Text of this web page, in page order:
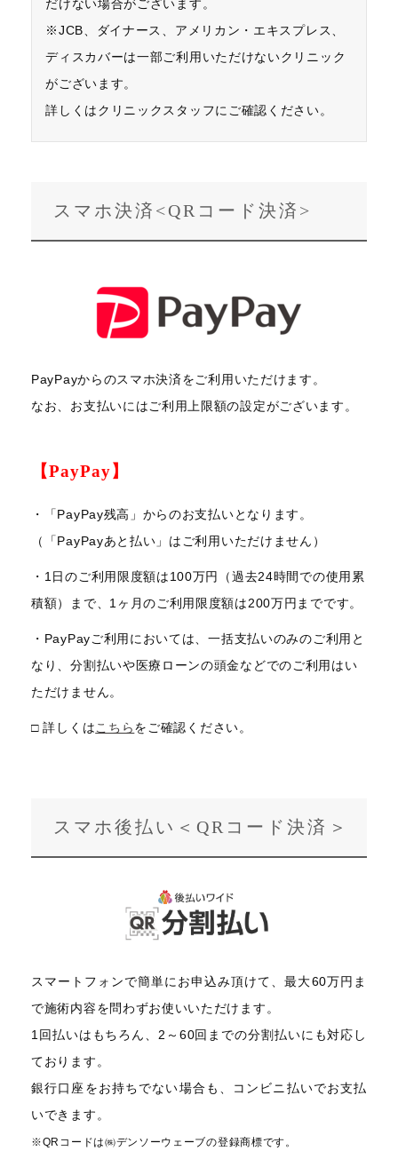
だけない場合がございます。
※JCB、ダイナース、アメリカン・エキスプレス、
ディスカバーは一部ご利用いただけないクリニック
がございます。
詳しくはクリニックスタッフにご確認ください。
スマホ決済<QRコード決済>
PayPayからのスマホ決済をご利用いただけます。
なお、お支払いにはご利用上限額の設定がございます。
【PayPay】
・「PayPay残高」からのお支払いとなります。
（「PayPayあと払い」はご利用いただけません）
・1日のご利用限度額は100万円（過去24時間での使用累
積額）まで、1ヶ月のご利用限度額は200万円までです。
・PayPayご利用においては、一括支払いのみのご利用と
なり、分割払いや医療ローンの頭金などでのご利用はい
ただけません。
□ 詳しくはこちらをご確認ください。
スマホ後払い＜QRコード決済＞
スマートフォンで簡単にお申込み頂けて、最大60万円ま
で施術内容を問わずお使いいただけます。
1回払いはもちろん、2～60回までの分割払いにも対応し
ております。
銀行口座をお持ちでない場合も、コンビニ払いでお支払
いできます。
※QRコードは㈱デンソーウェーブの登録商標です。